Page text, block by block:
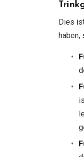
Dies
haben,